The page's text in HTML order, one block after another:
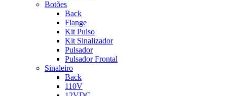
Botões
Back
Flange
Kit Pulso
Kit Sinalizador
Pulsador
Pulsador Frontal
Sinaleiro
Back
110V